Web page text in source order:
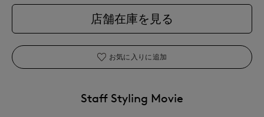
店舗在庫を見る
お気に入りに追加
Staff Styling Movie